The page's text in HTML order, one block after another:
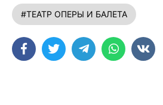
#ТЕАТР ОПЕРЫ И БАЛЕТА